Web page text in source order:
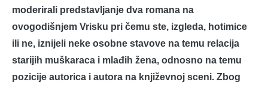
moderirali predstavljanje dva romana na
ovogodišnjem Vrisku pri čemu ste, izgleda, hotimice
ili ne, iznijeli neke osobne stavove na temu relacija
starijih muškaraca i mlađih žena, odnosno na temu
pozicije autorica i autora na književnoj sceni. Zbog